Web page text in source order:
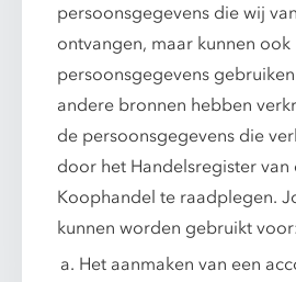
persoonsgegevens die wij
ontvangen, maar kunnen ook
persoonsgegevens
andere bronnen hebben
de persoonsgegevens die
door het Handelsregister van
Koophandel te raadplegen.
kunnen worden gebruikt
Het aanmaken van een